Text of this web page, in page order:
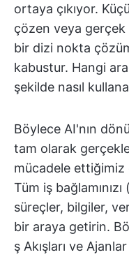
ortaya çıkıyor.
çözen veya gerçek
bir dizi nokta
kabustur. Hangi
şekilde nasıl
Böylece AI'nın
tam olarak
mücadele
Tüm iş
süreçler, bilgiler,
bir araya getirin.
ş Akışları ve